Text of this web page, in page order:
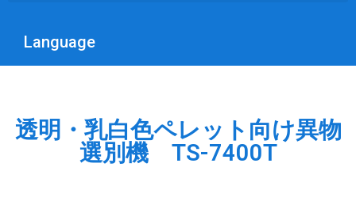
Language
透明・乳白色ペレット向け異物
選別機 TS-7400T